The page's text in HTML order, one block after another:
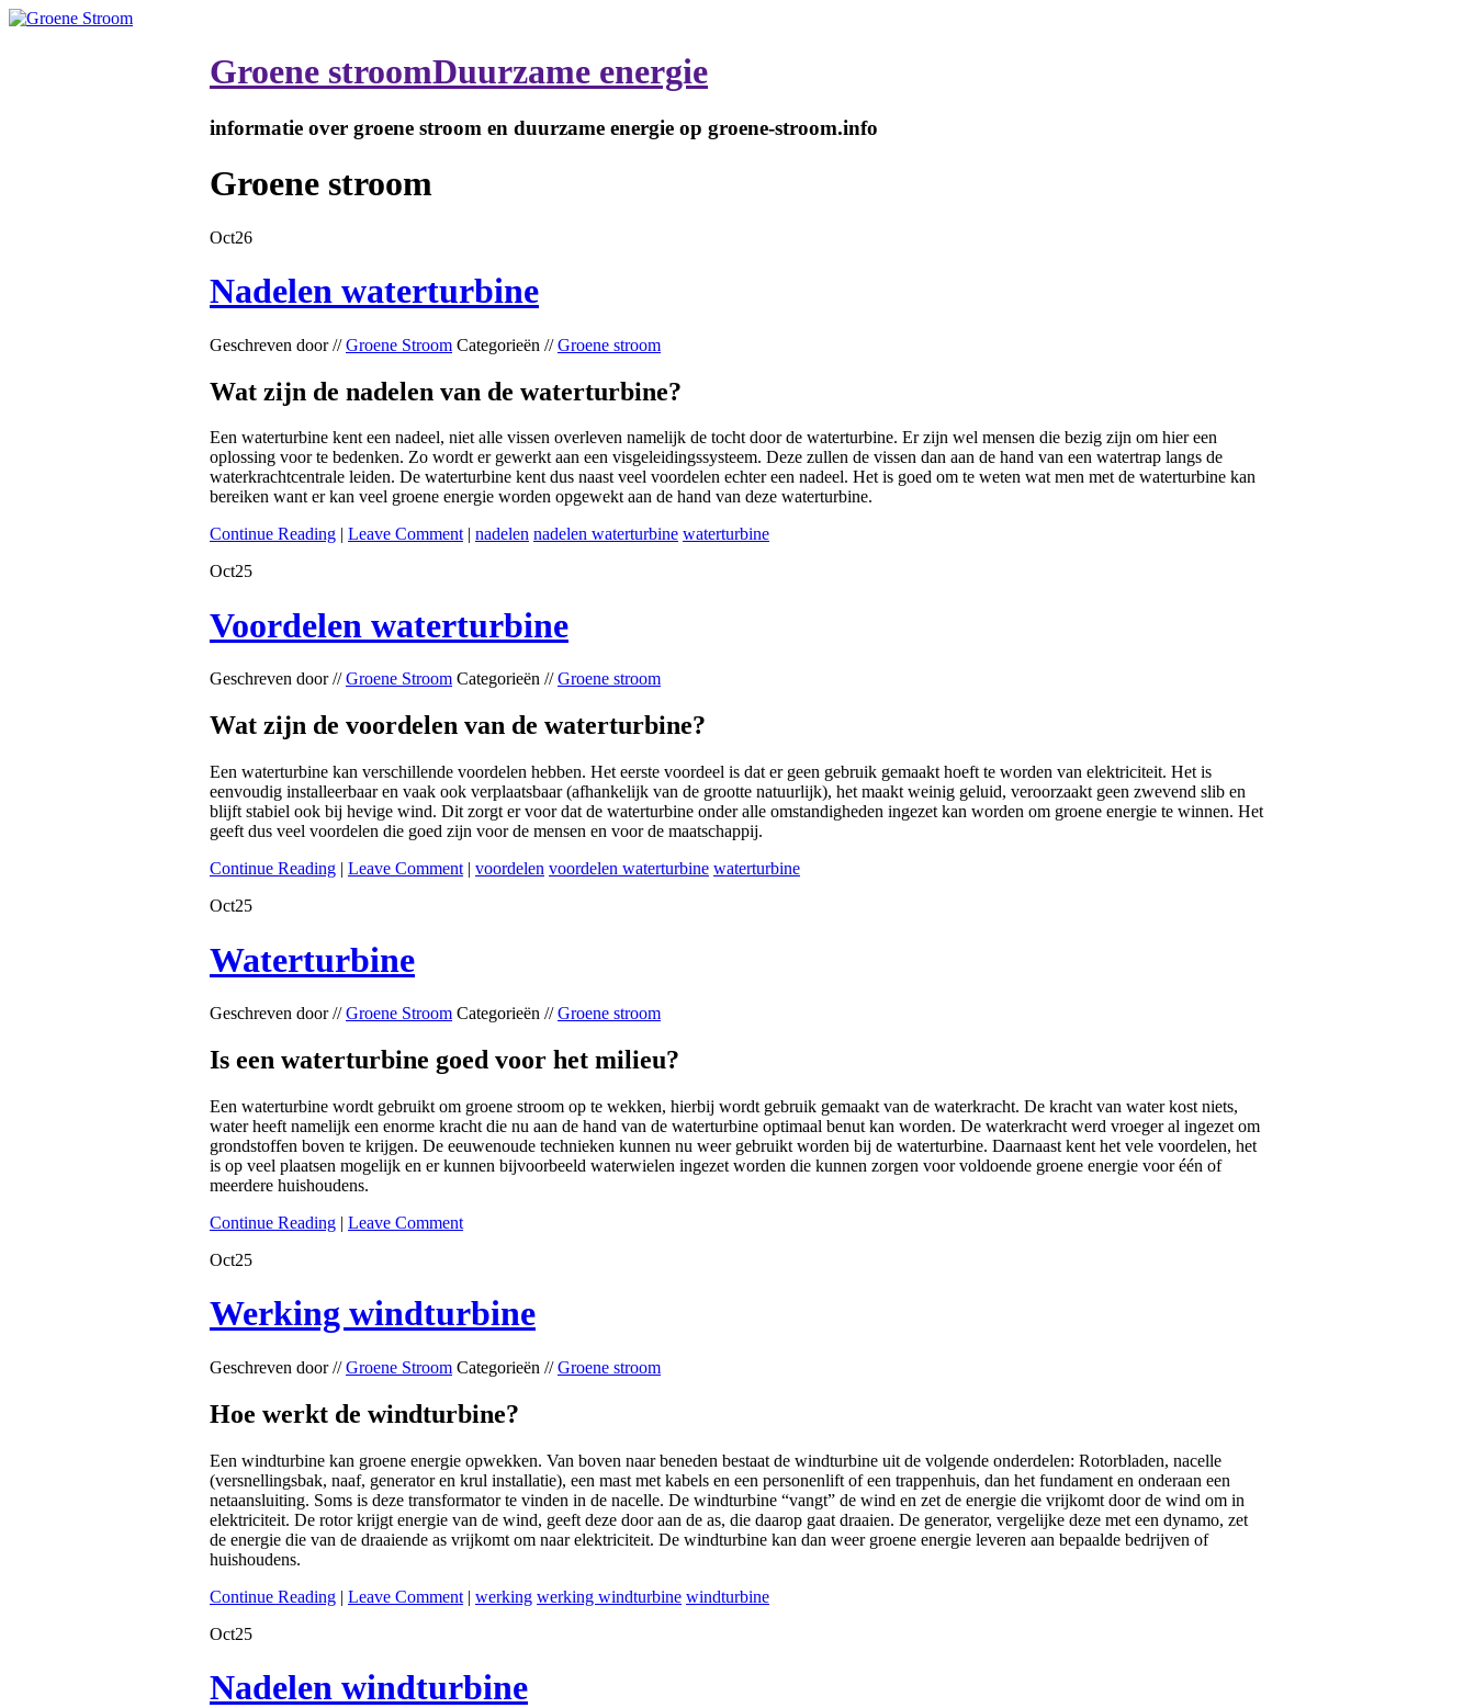
Groene stroomDuurzame energie
informatie over groene stroom en duurzame energie op groene-stroom.info
Groene stroom
Oct26
Nadelen waterturbine
Geschreven door //Groene Stroom Categorieën //Groene stroom
Wat zijn de nadelen van de waterturbine?
Een waterturbine kent een nadeel, niet alle vissen overleven namelijk de tocht door de waterturbine. Er zijn wel mensen die bezig zijn om hier een
oplossing voor te bedenken. Zo wordt er gewerkt aan een visgeleidingssysteem. Deze zullen de vissen dan aan de hand van een watertrap langs de
waterkrachtcentrale leiden. De waterturbine kent dus naast veel voordelen echter een nadeel. Het is goed om te weten wat men met de waterturbine kan
bereiken want er kan veel groene energie worden opgewekt aan de hand van deze waterturbine.
Continue Reading | Leave Comment| nadelen nadelen waterturbine waterturbine
Oct25
Voordelen waterturbine
Geschreven door //Groene Stroom Categorieën //Groene stroom
Wat zijn de voordelen van de waterturbine?
Een waterturbine kan verschillende voordelen hebben. Het eerste voordeel is dat er geen gebruik gemaakt hoeft te worden van elektriciteit. Het is
eenvoudig installeerbaar en vaak ook verplaatsbaar (afhankelijk van de grootte natuurlijk), het maakt weinig geluid, veroorzaakt geen zwevend slib en
blijft stabiel ook bij hevige wind. Dit zorgt er voor dat de waterturbine onder alle omstandigheden ingezet kan worden om groene energie te winnen. Het
geeft dus veel voordelen die goed zijn voor de mensen en voor de maatschappij.
Continue Reading | Leave Comment | voordelen voordelen waterturbine waterturbine
Oct25
Waterturbine
Geschreven door //Groene Stroom Categorieën //Groene stroom
Is een waterturbine goed voor het milieu?
Een waterturbine wordt gebruikt om groene stroom op te wekken, hierbij wordt gebruik gemaakt van de waterkracht. De kracht van water kost niets,
water heeft namelijk een enorme kracht die nu aan de hand van de waterturbine optimaal benut kan worden. De waterkracht werd vroeger al ingezet om
grondstoffen boven te krijgen. De eeuwenoude technieken kunnen nu weer gebruikt worden bij de waterturbine. Daarnaast kent het vele voordelen, het
is op veel plaatsen mogelijk en er kunnen bijvoorbeeld waterwielen ingezet worden die kunnen zorgen voor voldoende groene energie voor één of
meerdere huishoudens.
Continue Reading | Leave Comment
Oct25
Werking windturbine
Geschreven door //Groene Stroom Categorieën //Groene stroom
Hoe werkt de windturbine?
Een windturbine kan groene energie opwekken. Van boven naar beneden bestaat de windturbine uit de volgende onderdelen: Rotorbladen, nacelle
(versnellingsbak, naaf, generator en krul installatie), een mast met kabels en een personenlift of een trappenhuis, dan het fundament en onderaan een
netaansluiting. Soms is deze transformator te vinden in de nacelle. De windturbine “vangt” de wind en zet de energie die vrijkomt door de wind om in
elektriciteit. De rotor krijgt energie van de wind, geeft deze door aan de as, die daarop gaat draaien. De generator, vergelijke deze met een dynamo, zet
de energie die van de draaiende as vrijkomt om naar elektriciteit. De windturbine kan dan weer groene energie leveren aan bepaalde bedrijven of
huishoudens.
Continue Reading | Leave Comment | werking werking windturbine windturbine
Oct25
Nadelen windturbine